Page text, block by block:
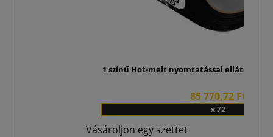
1 színű Hot-melt nyomtatással ellátott
85 770,72 Ft
x 72
Vásároljon egy szettet